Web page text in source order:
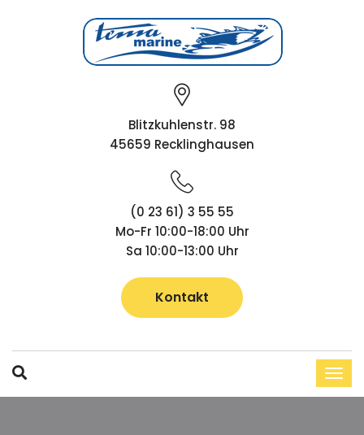
Blitzkuhlenstr. 98
45659 Recklinghausen
(0 23 61) 3 55 55
Mo-Fr 10:00-18:00 Uhr
Sa 10:00-13:00 Uhr
Kontakt